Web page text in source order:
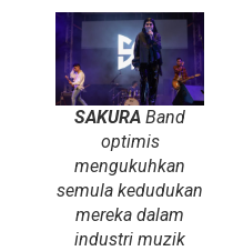
SAKURA Band
optimis
mengukuhkan
semula kedudukan
mereka dalam
industri muzik